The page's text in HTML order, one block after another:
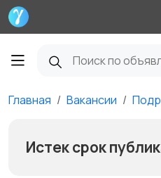
Главная Вакансии
Истек срок